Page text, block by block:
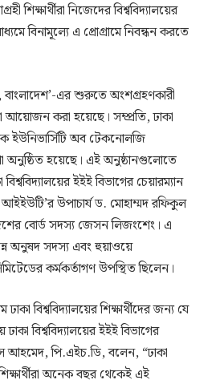
শিক্ষার্থীরা নিজেদের বিশ্ববিদ্যালয়ের
বিনামূল্যে এ প্রোগ্রামে নিবন্ধন করতে
এর শুরুতে অংশগ্রহণকারী
আয়োজন করা হয়েছে। সম্প্রতি, ঢাকা
ইউনিভার্সিটি অব টেকনোলজি
হয়েছে। এই অনুষ্ঠানগুলোতে
ইইই বিভাগের চেয়ারম্যান
উপাচার্য ড. মোহাম্মদ রফিকুল
বোর্ড সদস্য জেসন লিজংশেং। এ
অনুষদ সদস্য এবং হুয়াওয়ে
কর্মকর্তাগণ উপস্থিত ছিলেন।
বিশ্ববিদ্যালয়ের শিক্ষার্থীদের জন্য যে
বিশ্ববিদ্যালয়ের ইইই বিভাগের
আহমেদ, পি.এইচ.ডি, বলেন, “ঢাকা
অনেক বছর থেকেই এই